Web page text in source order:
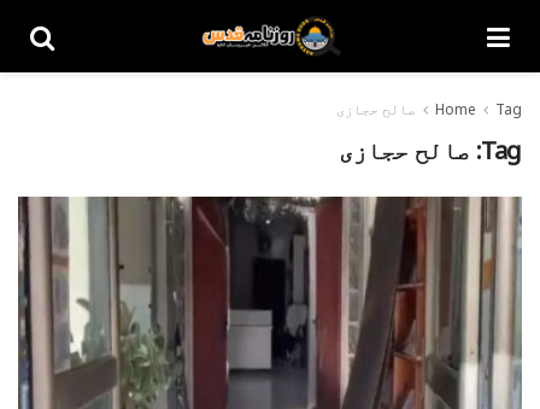
Home Tag صالح حجازی
Tag: صالح حجازی